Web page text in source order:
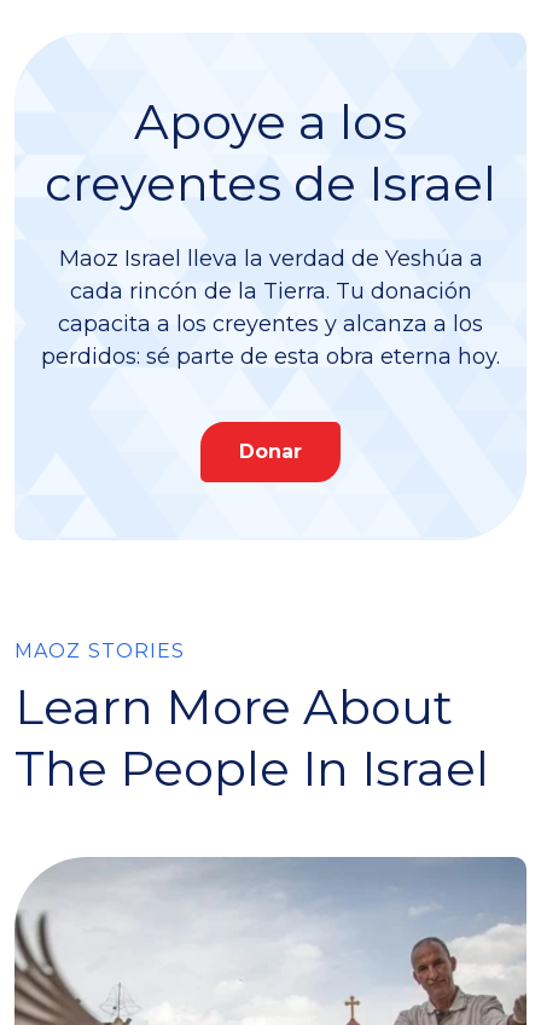
Apoye a los
creyentes de Israel
Maoz Israel lleva la verdad de Yeshúa a
cada rincón de la Tierra. Tu donación
capacita a los creyentes y alcanza a los
perdidos: sé parte de esta obra eterna hoy.
Donar
MAOZ STORIES
Learn More About
The People In Israel